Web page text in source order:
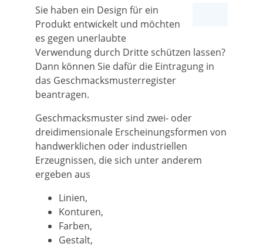
Sie haben ein Design für ein
Produkt entwickelt und möchten
es gegen unerlaubte
Verwendung durch Dritte schützen lassen?
Dann können Sie dafür die Eintragung in
das Geschmacksmusterregister
beantragen.
Geschmacksmuster sind zwei- oder
dreidimensionale Erscheinungsformen von
handwerklichen oder industriellen
Erzeugnissen, die sich unter anderem
ergeben aus
Linien,
Konturen,
Farben,
Gestalt,